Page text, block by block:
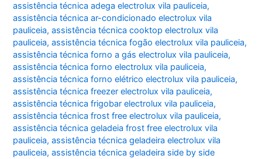
assistência técnica adega electrolux vila pauliceia,
assistência técnica ar-condicionado electrolux vila
pauliceia,assistência técnica cooktop electrolux vila
pauliceia,assistência técnica fogão electrolux vila pauliceia,
assistência técnica forno a gás electrolux vila pauliceia,
assistência técnica forno electrolux vila pauliceia,
assistência técnica forno elétrico electrolux vila pauliceia,
assistência técnica freezer electrolux vila pauliceia,
assistência técnica frigobar electrolux vila pauliceia,
assistência técnica frost free electrolux vila pauliceia,
assistência técnica geladeia frost free electrolux vila
pauliceia,assistência técnica geladeira electrolux vila
pauliceia,assistência técnica geladeira side by side